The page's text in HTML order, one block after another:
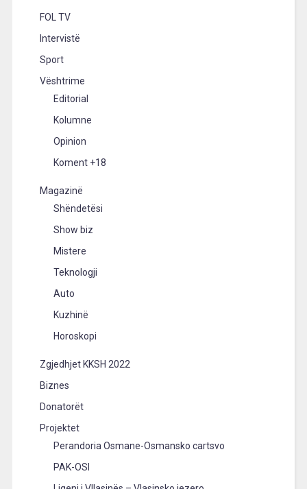
FOL TV
Intervistë
Sport
Vështrime
Editorial
Kolumne
Opinion
Koment +18
Magazinë
Shëndetësi
Show biz
Mistere
Teknologji
Auto
Kuzhinë
Horoskopi
Zgjedhjet KKSH 2022
Biznes
Donatorët
Projektet
Perandoria Osmane-Osmansko cartsvo
PAK-OSI